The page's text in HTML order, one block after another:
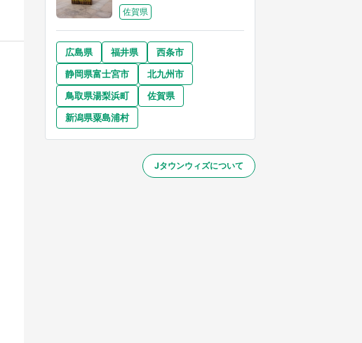
奈良 和歌山
山口
大分 宮崎
『小林さんちのメイドラゴン』と舞台
のモデル・越谷がコラボ 田んぼアー
トの見頃にあわせて企画続々【7／31
～】
は...
佐賀県
広島県 福井県
西条市
静岡県富士宮市
北九州市
鳥取県湯梨浜町
佐賀県
新潟県粟島浦村
Jタウンウィズについて